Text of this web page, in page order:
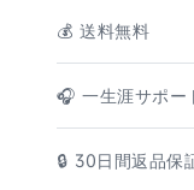
💰️ 送料無料
🎧 一生涯サポー
🔒 30日間返品保